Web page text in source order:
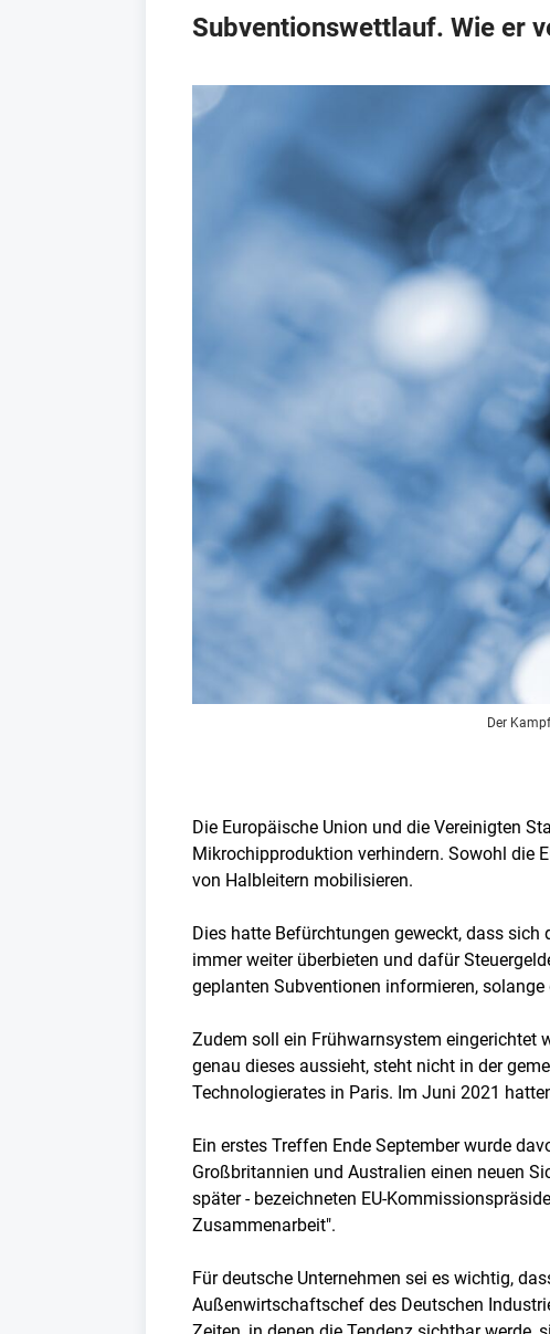
Subventionswettlauf. Wie er
Der
Die Europäische Union und die Vereinigten
Mikrochipproduktion verhindern. Sowohl die
von Halbleitern mobilisieren.
Dies hatte Befürchtungen geweckt, dass
immer weiter überbieten und dafür
geplanten Subventionen informieren,
Zudem soll ein Frühwarnsystem eingerichtet
genau dieses aussieht, steht nicht in der
Technologierates in Paris. Im Juni 2021
Ein erstes Treffen Ende September wurde
Großbritannien und Australien einen neuen
später - bezeichneten EU-
Zusammenarbeit".
Für deutsche Unternehmen sei es wichtig,
Außenwirtschaftschef des Deutschen